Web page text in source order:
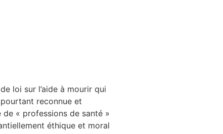
loi sur l’aide à mourir qui
reconnue et
« professions de santé »
éthique et moral